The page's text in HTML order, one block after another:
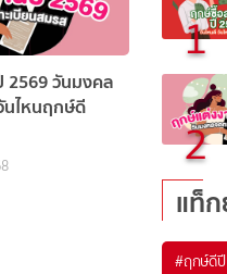
2569 วันมงคล
นไหนฤกษ์ดี
1
2
แท็
#ฤกษ์ดี